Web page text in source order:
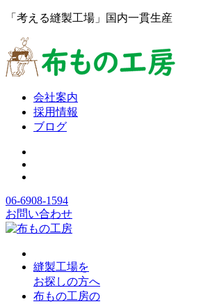
「考える縫製工場」国内一貫生産
会社案内
採用情報
ブログ
06-6908-1594
お問い合わせ
縫製工場を
お探しの方へ
布もの工房の